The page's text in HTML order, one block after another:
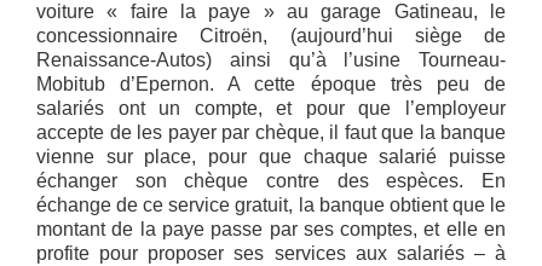
voiture « faire la paye » au garage Gatineau, le
concessionnaire Citroën, (aujourd’hui siège de
Renaissance-Autos) ainsi qu’à l’usine Tourneau-
Mobitub d’Epernon. A cette époque très peu de
salariés ont un compte, et pour que l’employeur
accepte de les payer par chèque, il faut que la banque
vienne sur place, pour que chaque salarié puisse
échanger son chèque contre des espèces. En
échange de ce service gratuit, la banque obtient que le
montant de la paye passe par ses comptes, et elle en
profite pour proposer ses services aux salariés – à